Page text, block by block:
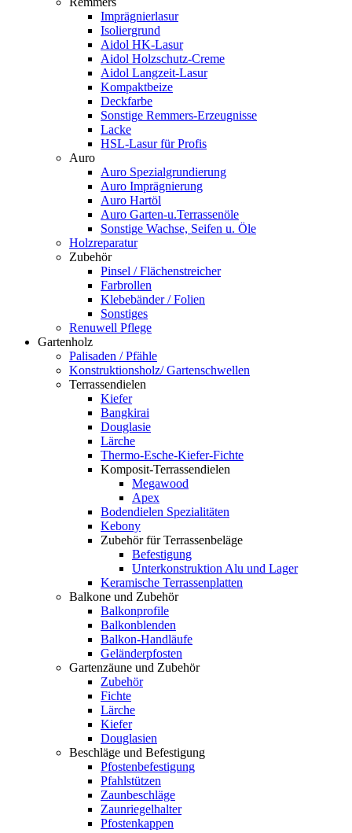
Imprägnierlasur
Isoliergrund
Aidol HK-Lasur
Aidol Holzschutz-Creme
Aidol Langzeit-Lasur
Kompaktbeize
Deckfarbe
Sonstige Remmers-Erzeugnisse
Lacke
HSL-Lasur für Profis
Auro
Auro Spezialgrundierung
Auro Imprägnierung
Auro Hartöl
Auro Garten-u.Terrassenöle
Sonstige Wachse, Seifen u. Öle
Holzreparatur
Zubehör
Pinsel / Flächenstreicher
Farbrollen
Klebebänder / Folien
Sonstiges
Renuwell Pflege
Gartenholz
Palisaden / Pfähle
Konstruktionsholz/ Gartenschwellen
Terrassendielen
Kiefer
Bangkirai
Douglasie
Lärche
Thermo-Esche-Kiefer-Fichte
Komposit-Terrassendielen
Megawood
Apex
Bodendielen Spezialitäten
Kebony
Zubehör für Terrassenbeläge
Befestigung
Unterkonstruktion Alu und Lager
Keramische Terrassenplatten
Balkone und Zubehör
Balkonprofile
Balkonblenden
Balkon-Handläufe
Geländerpfosten
Gartenzäune und Zubehör
Zubehör
Fichte
Lärche
Kiefer
Douglasien
Beschläge und Befestigung
Pfostenbefestigung
Pfahlstützen
Zaunbeschläge
Zaunriegelhalter
Pfostenkappen